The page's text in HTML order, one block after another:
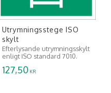
Utrymningsstege ISO
skylt
Efterlysande utrymningsskylt
enligt ISO standard 7010.
127,50 KR